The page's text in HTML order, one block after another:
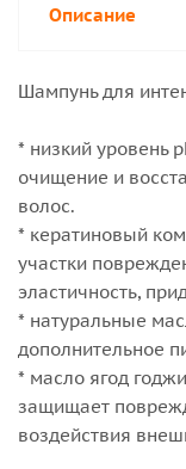
Описание
Шампунь для
* низкий уровень
очищение и
волос.
* кератиновый
участки
эластичность,
* натуральные
дополнительное
* масло ягод
защищает
воздействия